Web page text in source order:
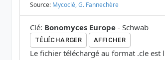
Source: Mycoclé, G. Fannechère
Clé: Bonomyces Europe - Schwab
TÉLÉCHARGER AFFICHER
Le fichier téléchargé au format .cle est